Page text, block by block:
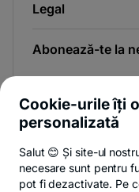
Legal
Abonează-te la
Poți renunța oricând,
Cookie-urile îți
personalizată
Salut 😊 Și site-ul
necesare sunt pentru
pot fi dezactivate. Pe